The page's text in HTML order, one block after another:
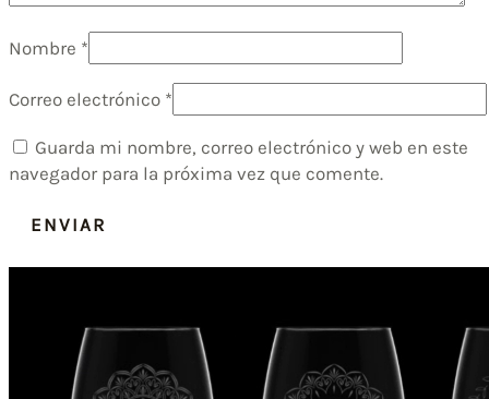
Nombre *
Correo electrónico *
Guarda mi nombre, correo electrónico y web en este
navegador para la próxima vez que comente.